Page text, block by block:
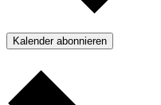
Kalender abonnieren